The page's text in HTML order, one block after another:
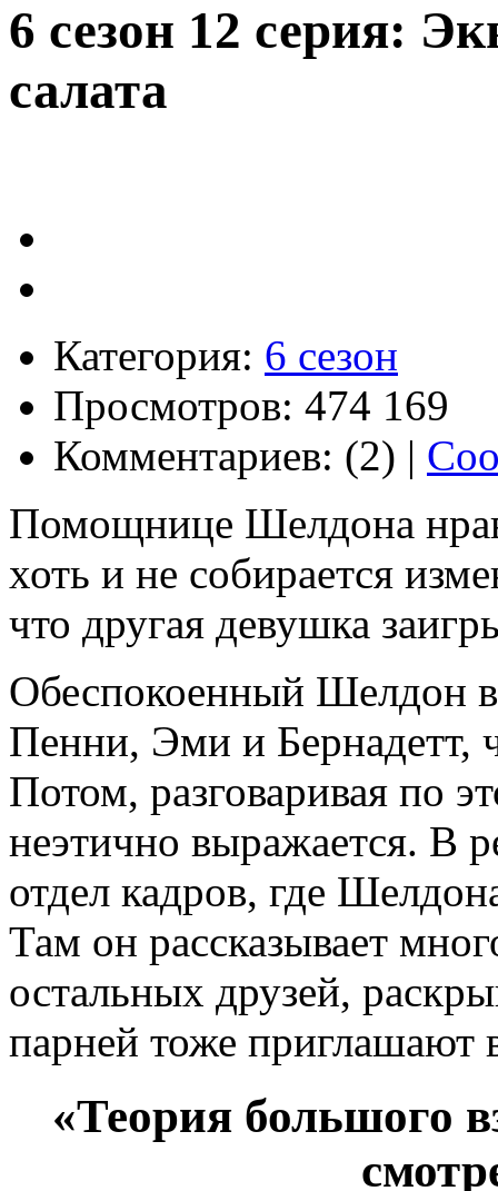
6 сезон 12 серия:
салата
Категория: 6 сезон
Просмотров: 474 169
Комментариев: (2) |
Помощнице Шелдона
хоть и не собирается
что другая девушка
Обеспокоенный Шелдон
Пенни, Эми и Бернадетт,
Потом, разговаривая по
неэтично выражается. В
отдел кадров, где
Там он рассказывает
остальных друзей,
парней тоже приглашают
«Теория большого